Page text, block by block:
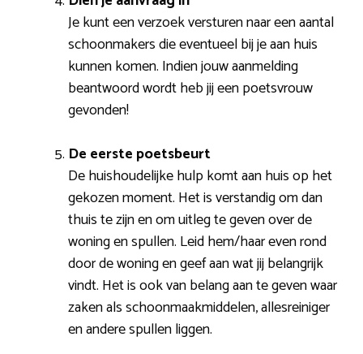
Je kunt een verzoek versturen naar een aantal
schoonmakers die eventueel bij je aan huis
kunnen komen. Indien jouw aanmelding
beantwoord wordt heb jij een poetsvrouw
gevonden!
De eerste poetsbeurt
De huishoudelijke hulp komt aan huis op het
gekozen moment. Het is verstandig om dan
thuis te zijn en om uitleg te geven over de
woning en spullen. Leid hem/haar even rond
door de woning en geef aan wat jij belangrijk
vindt. Het is ook van belang aan te geven waar
zaken als schoonmaakmiddelen, allesreiniger
en andere spullen liggen.